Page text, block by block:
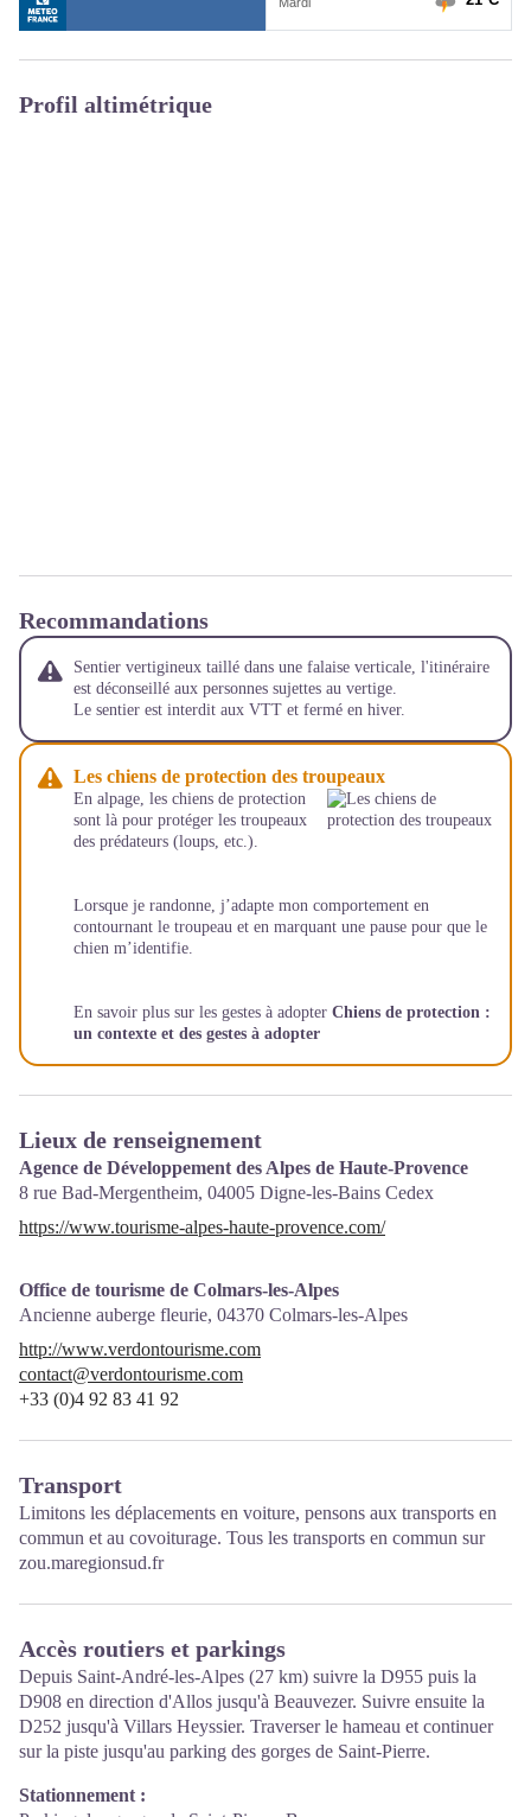
Profil altimétrique
Recommandations
Sentier vertigineux taillé dans une falaise verticale, l'itinéraire
est déconseillé aux personnes sujettes au vertige.
Le sentier est interdit aux VTT et fermé en hiver.
Les chiens de protection des troupeaux
En alpage, les chiens de protection
sont là pour protéger les troupeaux
des prédateurs (loups, etc.).
Lorsque je randonne, j’adapte mon comportement en
contournant le troupeau et en marquant une pause pour que le
chien m’identifie.
En savoir plus sur les gestes à adopter Chiens de protection :
un contexte et des gestes à adopter
Lieux de renseignement
Agence de Développement des Alpes de Haute-Provence
8 rue Bad-Mergentheim, 04005 Digne-les-Bains Cedex
https://www.tourisme-alpes-haute-provence.com/
Office de tourisme de Colmars-les-Alpes
Ancienne auberge fleurie, 04370 Colmars-les-Alpes
http://www.verdontourisme.com
contact@verdontourisme.com
+33 (0)4 92 83 41 92
Transport
Limitons les déplacements en voiture, pensons aux transports en
commun et au covoiturage. Tous les transports en commun sur
zou.maregionsud.fr
Accès routiers et parkings
Depuis Saint-André-les-Alpes (27 km) suivre la D955 puis la
D908 en direction d'Allos jusqu'à Beauvezer. Suivre ensuite la
D252 jusqu'à Villars Heyssier. Traverser le hameau et continuer
sur la piste jusqu'au parking des gorges de Saint-Pierre.
Stationnement :